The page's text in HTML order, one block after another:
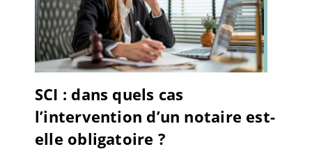
SCI : dans quels cas
l’intervention d’un notaire est-
elle obligatoire ?